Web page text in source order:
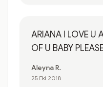
ARIANA I LOVE U
OF U BABY
Aleyna R.
25 Eki 2018